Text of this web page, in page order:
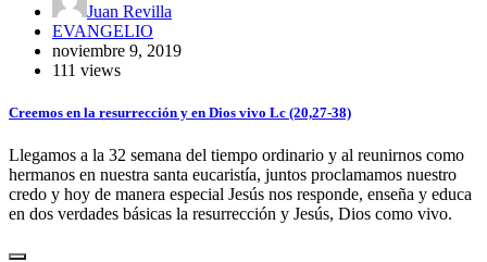
Juan Revilla
EVANGELIO
noviembre 9, 2019
111 views
Creemos en la resurrección y en Dios vivo Lc (20,27-38)
Llegamos a la 32 semana del tiempo ordinario y al reunirnos como
hermanos en nuestra santa eucaristía, juntos proclamamos nuestro
credo y hoy de manera especial Jesús nos responde, enseña y educa
en dos verdades básicas la resurrección y Jesús, Dios como vivo.